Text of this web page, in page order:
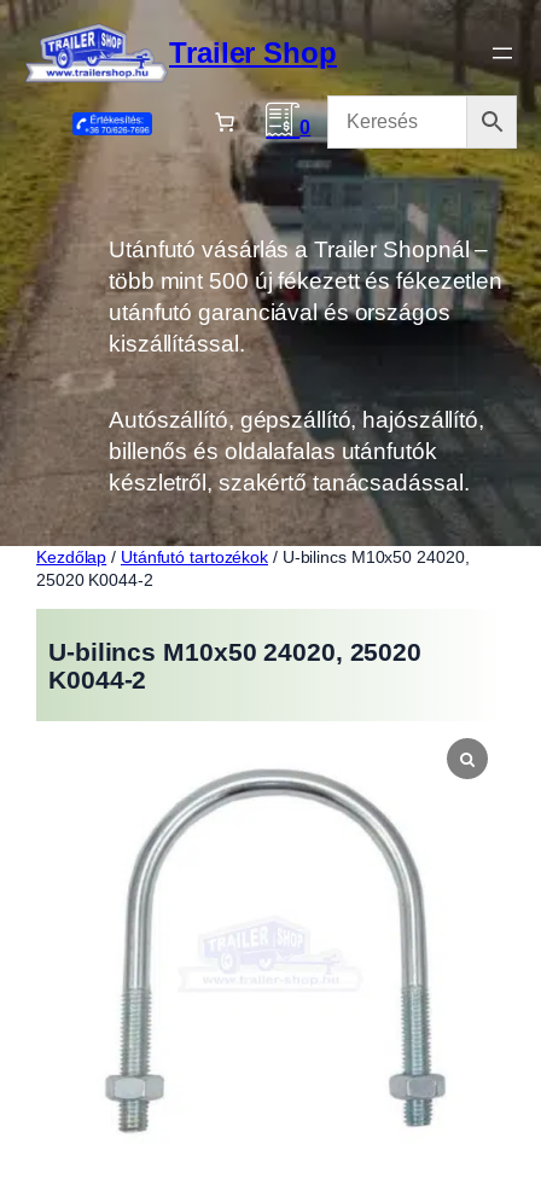
Ugrás
tartalomhoz
Trailer Shop
0
Utánfutó vásárlás a Trailer Shopnál –
több mint 500 új fékezett és fékezetlen
utánfutó garanciával és országos
kiszállítással.
Autószállító, gépszállító, hajószállító,
billenős és oldalafalas utánfutók
készletről, szakértő tanácsadással.
Kezdőlap / Utánfutó tartozékok / U-bilincs M10x50 24020,
25020 K0044-2
U-bilincs M10x50 24020, 25020
K0044-2